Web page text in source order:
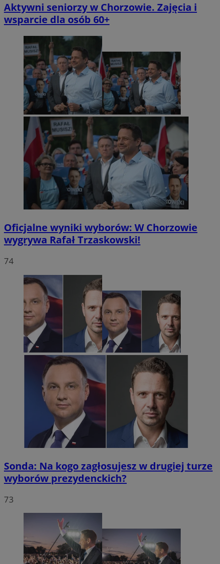
Aktywni seniorzy w Chorzowie. Zajęcia i
wsparcie dla osób 60+
Oficjalne wyniki wyborów: W Chorzowie
wygrywa Rafał Trzaskowski!
74
Sonda: Na kogo zagłosujesz w drugiej turze
wyborów prezydenckich?
73